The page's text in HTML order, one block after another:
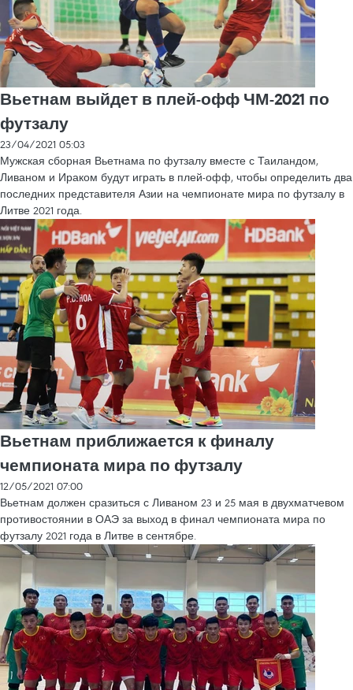
Вьетнам выйдет в плей-офф ЧМ-2021 по
футзалу
23/04/2021 05:03
Мужская сборная Вьетнама по футзалу вместе с Таиландом,
Ливаном и Ираком будут играть в плей-офф, чтобы определить два
последних представителя Азии на чемпионате мира по футзалу в
Литве 2021 года.
Вьетнам приближается к финалу
чемпионата мира по футзалу
12/05/2021 07:00
Вьетнам должен сразиться с Ливаном 23 и 25 мая в двухматчевом
противостоянии в ОАЭ за выход в финал чемпионата мира по
футзалу 2021 года в Литве в сентябре.